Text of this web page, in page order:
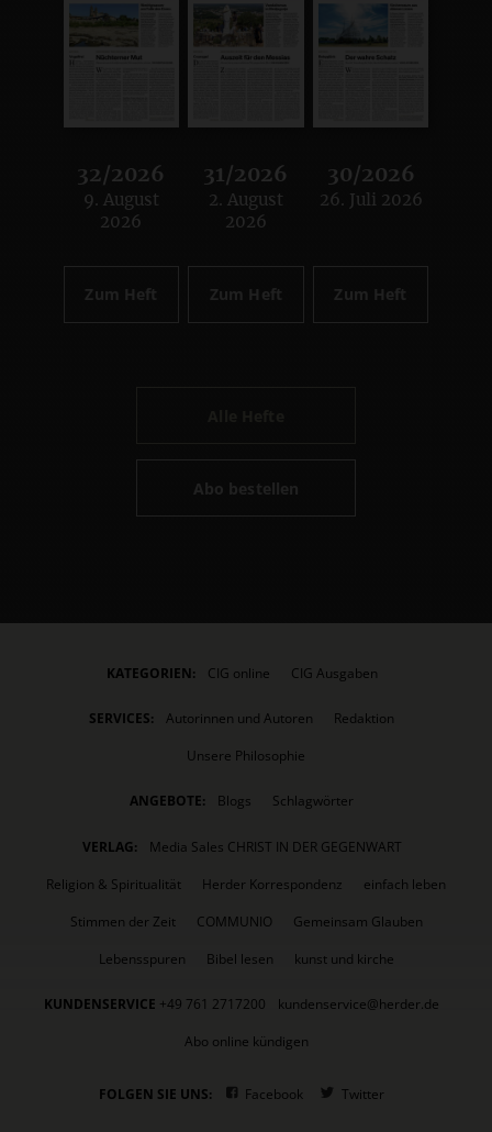
32/2026
:
9. August
2026
Zum Heft
31/2026
:
2. August
2026
Zum Heft
30/2026
:
26. Juli 2026
Zum Heft
Abo bestellen
KATEGORIEN: CIG online CIG Ausgaben
SERVICES: Autorinnen und Autoren
Redaktion
Unsere Philosophie
ANGEBOTE: Blogs Schlagwörter
VERLAG:
Media Sales CHRIST IN DER GEGENWART
Religion & Spiritualität
Herder Korrespondenz
einfach leben
Stimmen der Zeit
COMMUNIO
Gemeinsam Glauben
Lebensspuren
Bibel lesen kunst und kirche
KUNDENSERVICE +49 761 2717200
kundenservice@herder.de
Abo online kündigen
FOLGEN SIE UNS: Facebook Twitter